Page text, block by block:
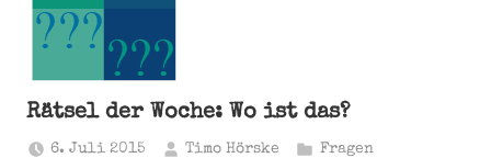
Rätsel der Woche: Wo ist das?
6. Juli 2015 Timo Hörske Fragen